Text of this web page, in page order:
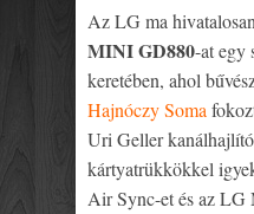
Az LG ma
MINI GD880-at egy
keretében, ahol
Hajnóczy Soma
Uri Geller
kártyatrükkökkel
Air Sync-et és az